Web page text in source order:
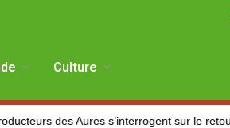
Culture
Aures s’interrogent sur le retour du